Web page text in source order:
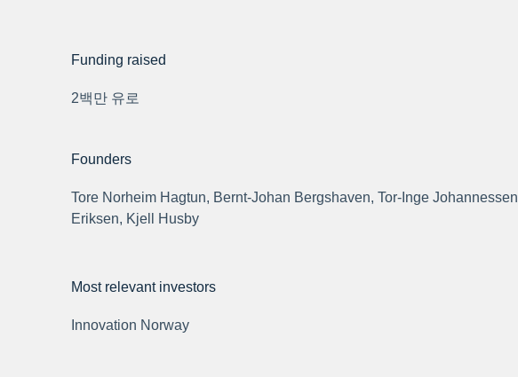
Funding raised
2백만 유로
Founders
Tore Norheim Hagtun, Bernt-Johan Bergshaven, Tor-Inge Johannessen
Eriksen, Kjell Husby
Most relevant investors
Innovation Norway